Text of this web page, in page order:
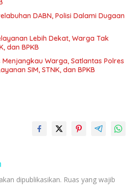
DABN, Polisi Dalami Dugaan
Lebih Dekat, Warga Tak
dan BPKB
Warga, Satlantas Polres
SIM, STNK, dan BPKB
dipublikasikan. Ruas yang wajib